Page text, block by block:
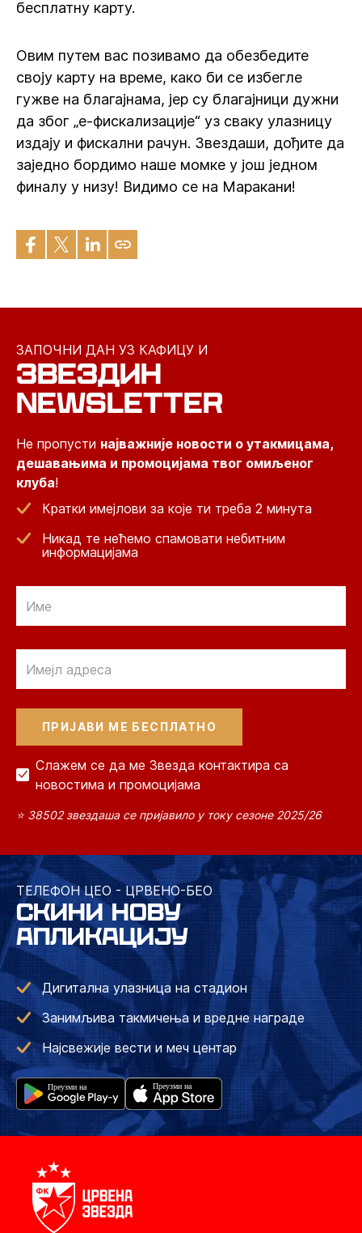
бесплатну карту.
Овим путем вас позивамо да обезбедите
своју карту на време, како би се избегле
гужве на благајнама, јер су благајници дужни
да због „е-фискализације“ уз сваку улазницу
издају и фискални рачун. Звездаши, дођите да
заједно бордимо наше момке у још једном
финалу у низу! Видимо се на Маракани!
ЗАПОЧНИ ДАН УЗ КАФИЦУ И
ЗВЕЗДИН
NEWSLETTER
Не пропусти најважније новости о утакмицама,
дешавањима и промоцијама твог омиљеног
клуба!
Кратки имејлови за које ти треба 2 минута
Никад те нећемо спамовати небитним
информацијама
Слажем се да ме Звезда контактира са
новостима и промоцијама
⭐ 38502 звездаша се пријавило у току сезоне 2025/26
ТЕЛЕФОН ЦЕО - ЦРВЕНО-БЕО
СКИНИ НОВУ
АПЛИКАЦИЈУ
Дигитална улазница на стадион
Занимљива такмичења и вредне награде
Најсвежије вести и меч центар